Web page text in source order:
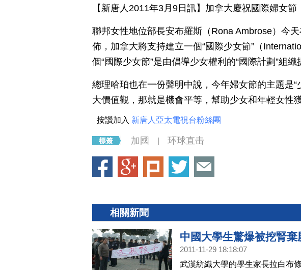
【新唐人2011年3月9日訊】加拿大慶祝國際婦女節
聯邦女性地位部長安布羅斯（Rona Ambrose）今
佈，加拿大將支持建立一個“國際少女節”（
個“國際少女節”是由倡導少女權利的“國際計劃”組織
總理哈珀也在一份聲明中說，今年婦女節的主題是
大價值觀，那就是機會平等，幫助少女和年輕女性
按讚加入 新唐人亞太電視台粉絲團
加國 环球直击
相關新聞
中國大學生驚爆被挖腎棄
2011-11-29 18:18:07
武漢紡織大學的學生家長拉白布